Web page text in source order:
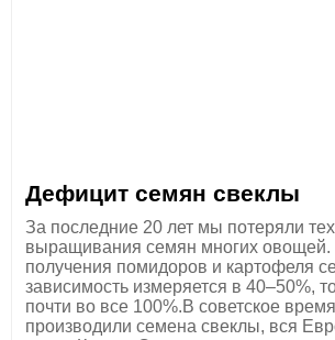
Дефицит семян свеклы
За последние 20 лет мы потеряли
выращивания семян многих овощей.
получения помидоров и картофеля
зависимость измеряется в 40–50%,
почти во все 100%.В советское
производили семена свеклы, вся